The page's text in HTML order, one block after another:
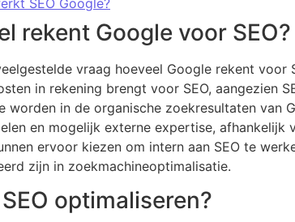
rekent Google voor SEO?
vraag hoeveel Google rekent
in rekening brengt voor SEO, aangezien
worden in de organische zoekresultaten van
en mogelijk externe expertise,
ervoor kiezen om intern aan SEO te
zijn in zoekmachineoptimalisatie.
optimaliseren?